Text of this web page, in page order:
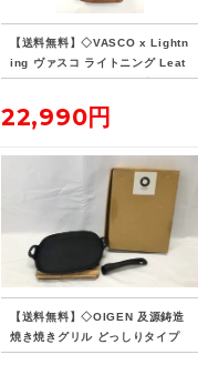
【送料無料】◇VASCO x Lightn
ing ヴァスコ ライトニング Leat
her Lover Tote ニベレザー トー
22,990円
【送料無料】◇OIGEN 及源鋳造
焼き焼きグリル どっしりタイプ
U-33